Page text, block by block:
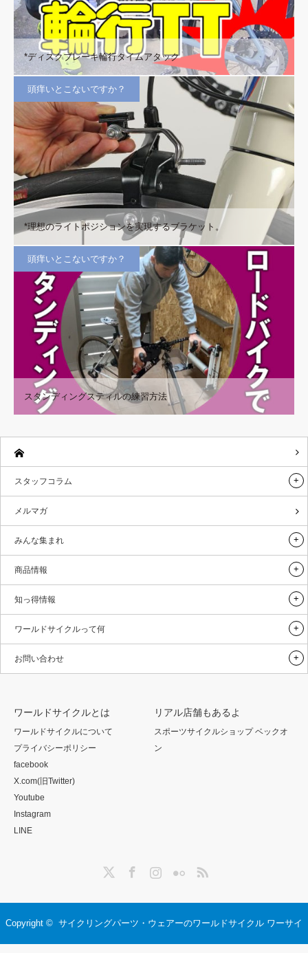
*ディスクブレーキ輪行タイムアタック
頭痒いとこないですか？
*理想のライトポジションを実現するブラケット。
頭痒いとこないですか？
スタンディングスティルの練習方法
スタッフコラム
メルマガ
みんな集まれ
商品情報
知っ得情報
ワールドサイクルって何
お問い合わせ
ワールドサイクルとは
ワールドサイクルについて
プライバシーポリシー
facebook
X.com(旧Twitter)
Youtube
Instagram
LINE
リアル店舗もあるよ
スポーツサイクルショップ ベックオ
ン
InstagramFlickr RSS
Copyright © サイクリングパーツ・ウェアーのワールドサイクル ワーサイ